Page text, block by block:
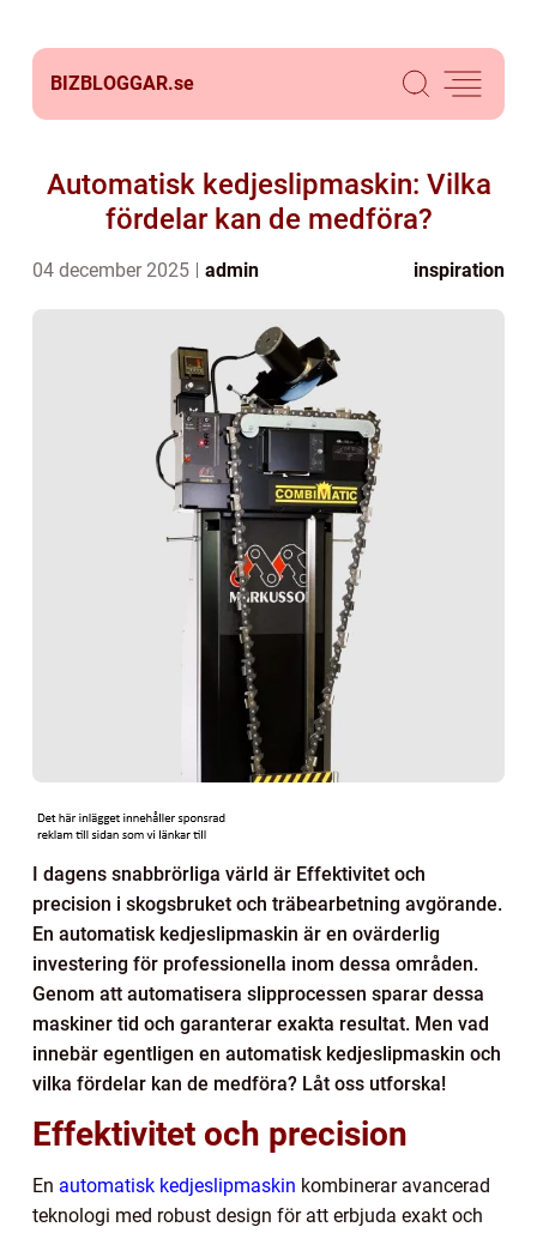
BIZBLOGGAR.se
Automatisk kedjeslipmaskin: Vilka
fördelar kan de medföra?
04 december 2025 admin inspiration
I dagens snabbrörliga värld är Effektivitet och
precision i skogsbruket och träbearbetning avgörande.
En automatisk kedjeslipmaskin är en ovärderlig
investering för professionella inom dessa områden.
Genom att automatisera slipprocessen sparar dessa
maskiner tid och garanterar exakta resultat. Men vad
innebär egentligen en automatisk kedjeslipmaskin och
vilka fördelar kan de medföra? Låt oss utforska!
Effektivitet och precision
En automatisk kedjeslipmaskin kombinerar avancerad
teknologi med robust design för att erbjuda exakt och